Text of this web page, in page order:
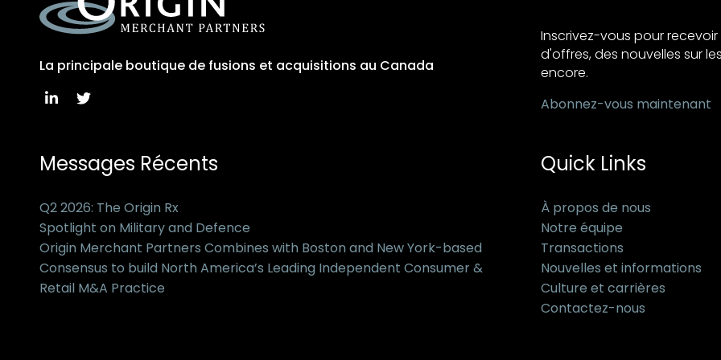
La principale boutique de fusions et acquisitions au Canada
Inscrivez-vous pour
d'offres, des nouvelles sur
encore.
Abonnez-vous maintenant
Messages Récents
Q2 2026: The Origin Rx
Spotlight on Military and Defence
Origin Merchant Partners Combines with Boston and New York-based
Consensus to build North America’s Leading Independent Consumer &
Retail M&A Practice
Quick Links
À propos de nous
Notre équipe
Transactions
Nouvelles et informations
Culture et carrières
Contactez-nous